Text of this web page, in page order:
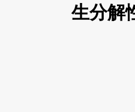
生分解